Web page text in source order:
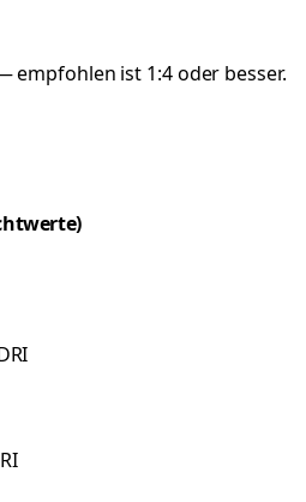
empfohlen ist 1:4 oder besser.